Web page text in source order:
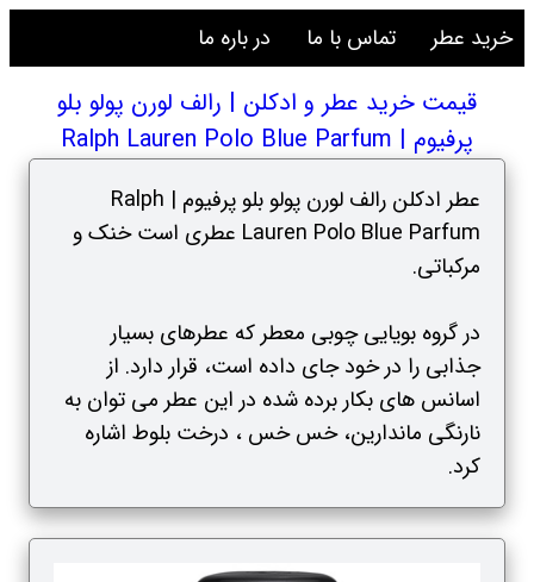
خرید عطر تماس با ما در باره ما
قیمت خرید عطر و ادکلن | رالف لورن پولو بلو
پرفیوم | Ralph Lauren Polo Blue Parfum
عطر ادکلن رالف لورن پولو بلو پرفیوم | Ralph
Lauren Polo Blue Parfum عطری است خنک و
مرکباتی.
در گروه بویایی چوبی معطر که عطرهای بسیار
جذابی را در خود جای داده است، قرار دارد. از
اسانس های بکار برده شده در این عطر می توان به
نارنگی ماندارین، خس خس ، درخت بلوط اشاره
کرد.